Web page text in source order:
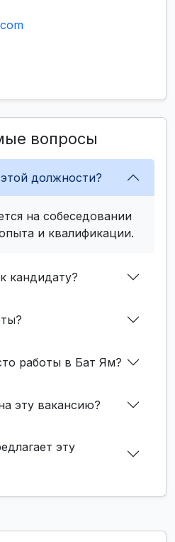
вопросы
должности?
на собеседовании
и квалификации.
кандидату?
работы в Бат Ям?
эту вакансию?
эту